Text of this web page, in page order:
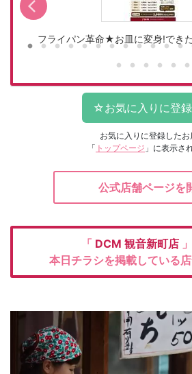
フライパン革命★お皿に変身!でき
お気に入りに登録したお
「 トップページ 」に表示さ
公式店舗ページを
「 DCM 観音新町店
本日チラシを掲載している